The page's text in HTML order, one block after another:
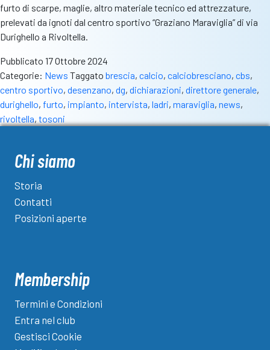
furto di scarpe, maglie, altro materiale tecnico ed attrezzature,
prelevati da ignoti dal centro sportivo “Graziano Maraviglia” di via
Durighello a Rivoltella.
Pubblicato 17 Ottobre 2024
Categorie: News Taggato brescia, calcio, calciobresciano, cbs,
centro sportivo, desenzano, dg, dichiarazioni, direttore generale,
durighello, furto, impianto, intervista, ladri, maraviglia, news,
rivoltella, tosoni
Chi siamo
Storia
Contatti
Posizioni aperte
Membership
Termini e Condizioni
Entra nel club
Gestisci Cookie